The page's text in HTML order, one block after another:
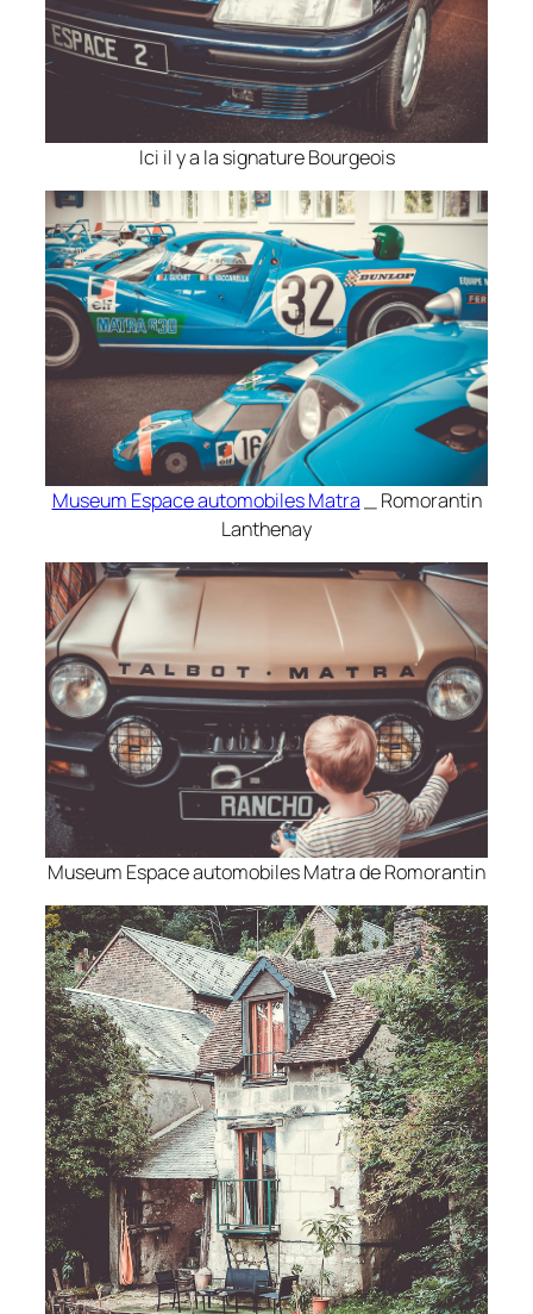
Ici il y a la signature Bourgeois
Museum Espace automobiles Matra _ Romorantin
Lanthenay
Museum Espace automobiles Matra de Romorantin